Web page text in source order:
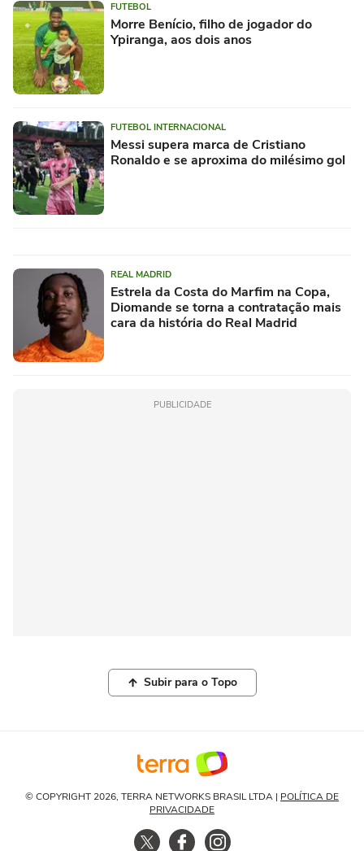
FUTEBOL
Morre Benício, filho de jogador do
Ypiranga, aos dois anos
FUTEBOL INTERNACIONAL
Messi supera marca de Cristiano
Ronaldo e se aproxima do milésimo gol
REAL MADRID
Estrela da Costa do Marfim na Copa,
Diomande se torna a contratação mais
cara da história do Real Madrid
PUBLICIDADE
Subir para o Topo
© COPYRIGHT 2026, TERRA NETWORKS BRASIL LTDA | POLÍTICA DE
PRIVACIDADE